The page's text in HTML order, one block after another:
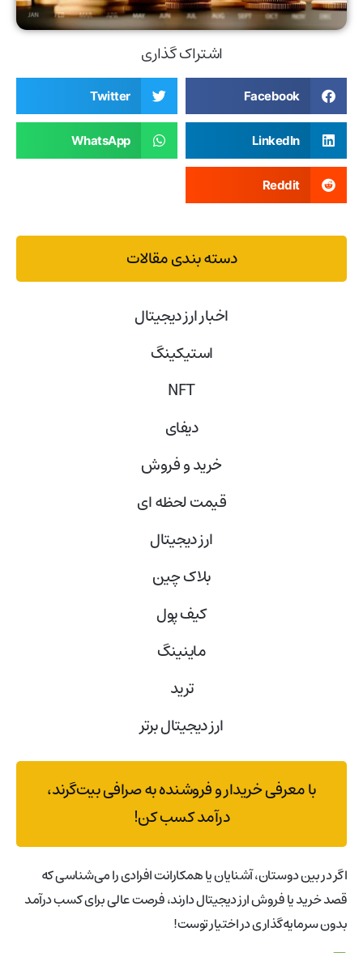
اشتراک گذاری
Facebook
Twitter
LinkedIn
WhatsApp
Reddit
دسته بندی مقالات
اخبار ارز دیجیتال
استیکینگ
NFT
دیفای
خرید و فروش
قیمت لحظه ای
ارز دیجیتال
بلاک‌ چین
کیف پول
ماینینگ
ترید
ارز دیجیتال برتر
با معرفی خریدار و فروشنده به صرافی بیت‌گرند،
درآمد کسب کن!
اگر در بین دوستان، آشنایان یا همکارانت افرادی را می‌شناسی که
قصد خرید یا فروش ارز دیجیتال دارند، فرصت عالی برای کسب درآمد
بدون سرمایه‌گذاری در اختیار توست!